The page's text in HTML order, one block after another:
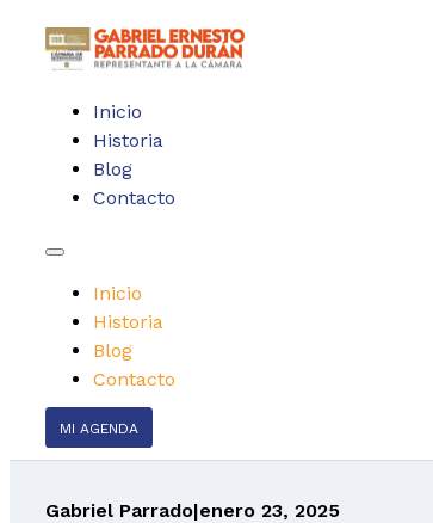
Inicio
Historia
Blog
Contacto
Inicio
Historia
Blog
Contacto
MI AGENDA
Gabriel Parrado|enero 23, 2025